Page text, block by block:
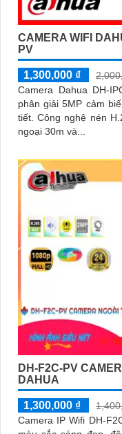
CAMERA WIFI
PV
1,300,000 ₫
Camera Dahua DH-
phân giải 5MP cảm
tiết. Công nghệ nén
ngoại 30m và...
DH-F2C-PV
DAHUA
1,300,000 ₫
Camera IP Wifi DH-